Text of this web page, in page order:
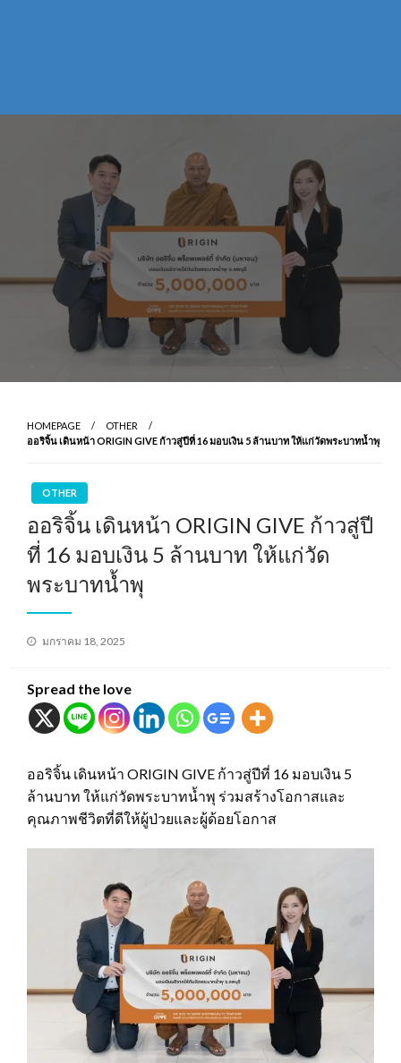
HOMEPAGE
OTHER
ออริจิ้น เดินหน้า ORIGIN GIVE ก้าวสู่ปีที่ 16 มอบเงิน 5 ล้านบาท ให้แก่วัดพระบาทน้ำพุ
OTHER
ออริจิ้น เดินหน้า ORIGIN GIVE ก้าวสู่ปี
ที่ 16 มอบเงิน 5 ล้านบาท ให้แก่วัด
พระบาทน้ำพุ
Posted
มกราคม 18, 2025
Spread the love
ออริจิ้น เดินหน้า ORIGIN GIVE ก้าวสู่ปีที่ 16 มอบเงิน 5
ล้านบาท ให้แก่วัดพระบาทน้ำพุ ร่วมสร้างโอกาสและ
คุณภาพชีวิตที่ดีให้ผู้ป่วยและผู้ด้อยโอกาส